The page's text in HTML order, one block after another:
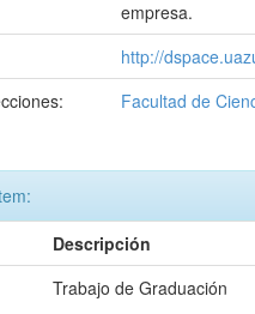
empresa.
http://
Facultad de
Descripción
Trabajo de Graduación